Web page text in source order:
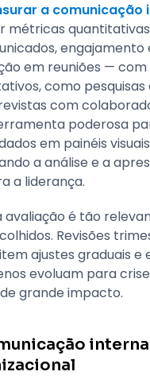
a comunicação
métricas
engajamento
em reuniões — com
como pesquisas
com
poderosa
em painéis
a análise e a
a liderança.
avaliação é tão
Revisões
ajustes graduais e
evoluam para
grande impacto.